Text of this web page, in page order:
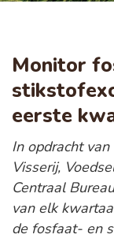
Monitor
eerste
In opdracht
Visserij,
Centraal
van elk
de fosfaat- en